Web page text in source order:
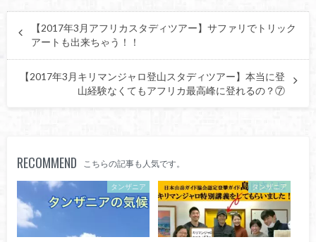
【2017年3月アフリカスタディツアー】サファリでトリック
アートも出来ちゃう！！
【2017年3月キリマンジャロ登山スタディツアー】本当に登
山経験なくてもアフリカ最高峰に登れるの？⑦
RECOMMEND こちらの記事も人気です。
タンザニア タンザニア